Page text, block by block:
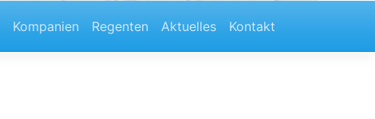
Kompanien Regenten Aktuelles Kontakt